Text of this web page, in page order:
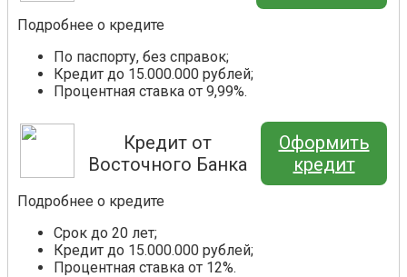
Подробнее о кредите
По паспорту, без справок;
Кредит до 15.000.000 рублей;
Процентная ставка от 9,99%.
Кредит от
Восточного Банка
Оформить
кредит
Подробнее о кредите
Срок до 20 лет;
Кредит до 15.000.000 рублей;
Процентная ставка от 12%.